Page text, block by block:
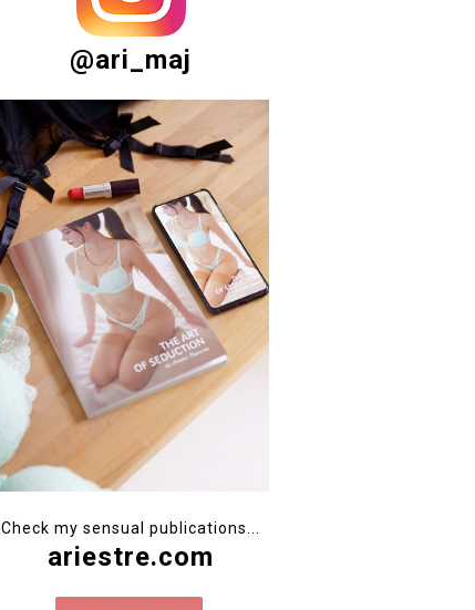
@ari_maj
Check my sensual publications...
ariestre.com